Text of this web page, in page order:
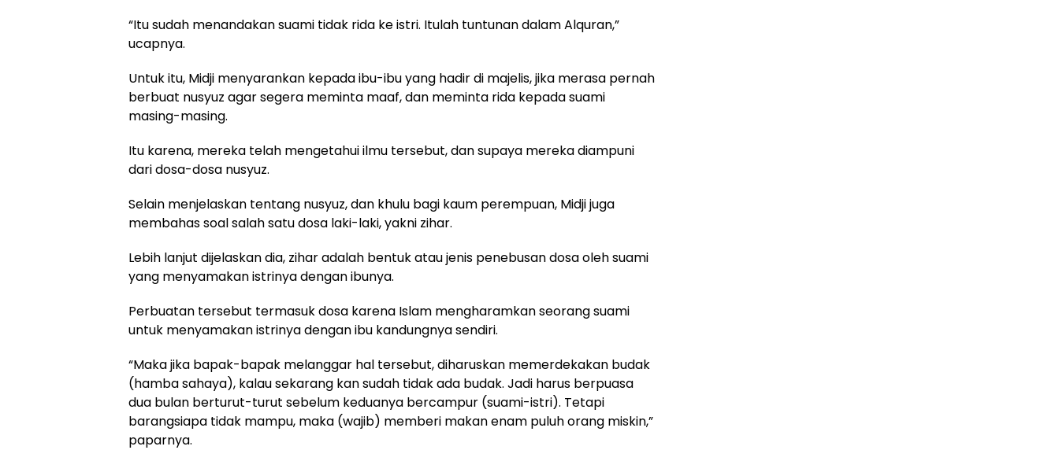
“Itu sudah menandakan suami tidak rida ke istri. Itulah tuntunan dalam Alquran,”
ucapnya.
Untuk itu, Midji menyarankan kepada ibu-ibu yang hadir di majelis, jika merasa pernah
berbuat nusyuz agar segera meminta maaf, dan meminta rida kepada suami
masing-masing.
Itu karena, mereka telah mengetahui ilmu tersebut, dan supaya mereka diampuni
dari dosa-dosa nusyuz.
Selain menjelaskan tentang nusyuz, dan khulu bagi kaum perempuan, Midji juga
membahas soal salah satu dosa laki-laki, yakni zihar.
Lebih lanjut dijelaskan dia, zihar adalah bentuk atau jenis penebusan dosa oleh suami
yang menyamakan istrinya dengan ibunya.
Perbuatan tersebut termasuk dosa karena Islam mengharamkan seorang suami
untuk menyamakan istrinya dengan ibu kandungnya sendiri.
“Maka jika bapak-bapak melanggar hal tersebut, diharuskan memerdekakan budak
(hamba sahaya), kalau sekarang kan sudah tidak ada budak. Jadi harus berpuasa
dua bulan berturut-turut sebelum keduanya bercampur (suami-istri). Tetapi
barangsiapa tidak mampu, maka (wajib) memberi makan enam puluh orang miskin,”
paparnya.